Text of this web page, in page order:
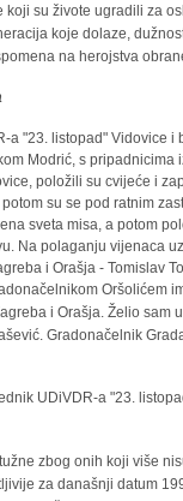
koji su živote ugradili za
koje dolaze,
na herojstva
a "23. listopad" Vidovice
Modrić, s
položili su cvijeće i
su se pod ratnim
sveta misa, a potom
Na polaganju vijenaca
i Orašja - Tomislav
Oršolićem
i Orašja. Želio sam
Gradonačelnik
UDiVDR-a "23.
zbog onih koji više
za današnji datum